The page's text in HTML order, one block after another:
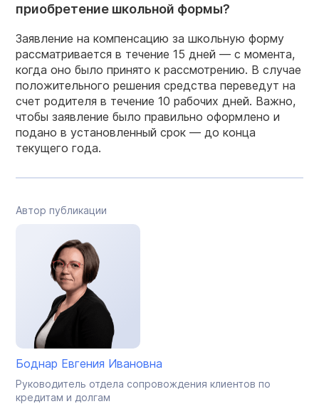
приобретение школьной формы?
Заявление на компенсацию за школьную форму
рассматривается в течение 15 дней — с момента,
когда оно было принято к рассмотрению. В случае
положительного решения средства переведут на
счет родителя в течение 10 рабочих дней. Важно,
чтобы заявление было правильно оформлено и
подано в установленный срок — до конца
текущего года.
Автор публикации
Боднар Евгения Ивановна
Руководитель отдела сопровождения клиентов по
кредитам и долгам